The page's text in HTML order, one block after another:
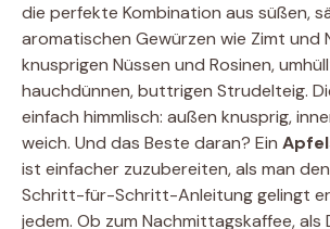
die perfekte Kombination aus süßen,
aromatischen Gewürzen wie Zimt und
knusprigen Nüssen und Rosinen,
hauchdünnen, buttrigen Strudelteig.
einfach himmlisch: außen knusprig,
weich. Und das Beste daran? Ein
ist einfacher zuzubereiten, als man
Schritt-für-Schritt-Anleitung gelingt
jedem. Ob zum Nachmittagskaffee, als